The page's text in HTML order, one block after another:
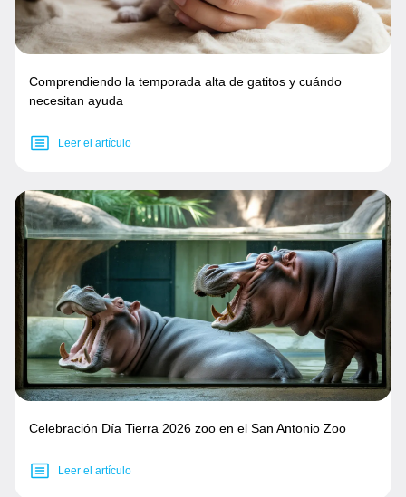
Comprendiendo la temporada alta de gatitos y cuándo
necesitan ayuda
Leer el artículo
Celebración Día Tierra 2026 zoo en el San Antonio Zoo
Leer el artículo